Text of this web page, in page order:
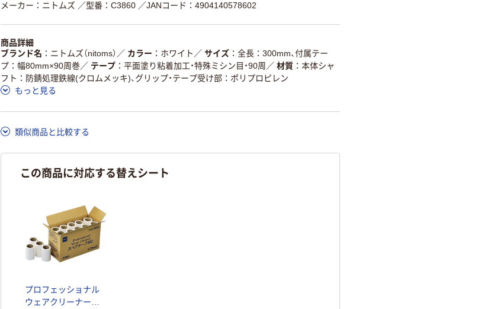
メーカー：ニトムズ ／型番：C3860 ／JANコード：4904140578602
商品詳細
ブランド名
ニトムズ（nitoms） ／ カラー ホワイト ／ サイズ
全長：300mm、付属テー
プ：幅80mm×90周巻／ テープ 平面塗り粘着加工・特殊ミシン目・90周 ／ 材質
本体シャ
フト：防錆処理鉄線(クロムメッキ)、グリップ・テープ受け部：ポリプロピレン
もっと見る
類似商品と比較する
この商品に対応する替えシート
プロフェッショナル
ウェアクリーナー